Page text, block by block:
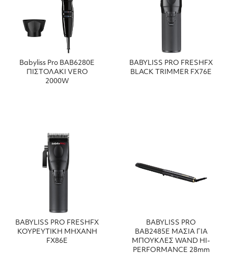
Babyliss Pro BAB6280Ε
ΠΙΣΤΟΛΑΚΙ VERO
2000W
BABYLISS PRO FRESHFX
BLACK TRIMMER FX76E
BABYLISS PRO FRESHFX
ΚΟΥΡΕΥΤΙΚΗ ΜΗΧΑΝΗ
FX86E
BABYLISS PRO
ΒΑΒ2485Ε ΜΑΣΙΑ ΓΙΑ
ΜΠΟΥΚΛΕΣ WAND HI-
PERFORMANCE 28mm